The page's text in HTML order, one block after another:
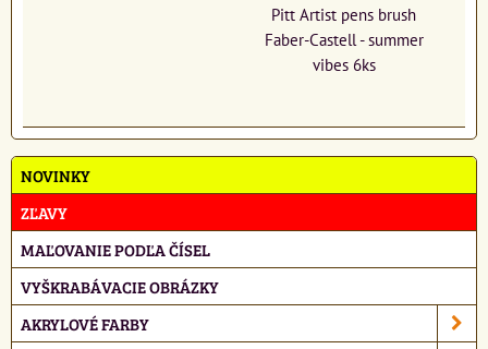
Pitt Artist pens brush
Faber-Castell - summer
vibes 6ks
NOVINKY
ZĽAVY
MAĽOVANIE PODĽA ČÍSEL
VYŠKRABÁVACIE OBRÁZKY
AKRYLOVÉ FARBY